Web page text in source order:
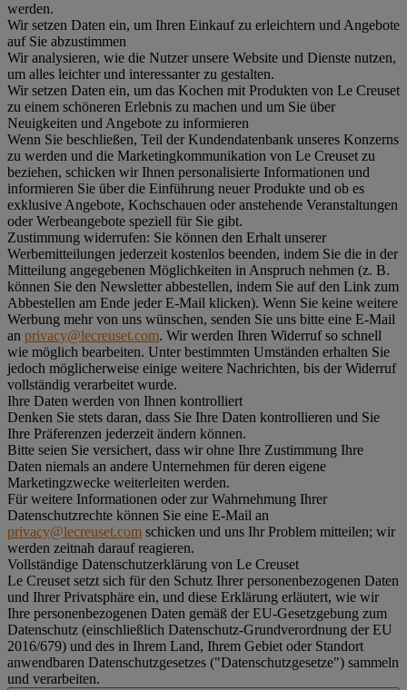
werden.
Wir setzen Daten ein, um Ihren Einkauf zu erleichtern und Angebote
auf Sie abzustimmen
Wir analysieren, wie die Nutzer unsere Website und Dienste nutzen,
um alles leichter und interessanter zu gestalten.
Wir setzen Daten ein, um das Kochen mit Produkten von Le Creuset
zu einem schöneren Erlebnis zu machen und um Sie über
Neuigkeiten und Angebote zu informieren
Wenn Sie beschließen, Teil der Kundendatenbank unseres Konzerns
zu werden und die Marketingkommunikation von Le Creuset zu
beziehen, schicken wir Ihnen personalisierte Informationen und
informieren Sie über die Einführung neuer Produkte und ob es
exklusive Angebote, Kochschauen oder anstehende Veranstaltungen
oder Werbeangebote speziell für Sie gibt.
Zustimmung widerrufen: Sie können den Erhalt unserer
Werbemitteilungen jederzeit kostenlos beenden, indem Sie die in der
Mitteilung angegebenen Möglichkeiten in Anspruch nehmen (z. B.
können Sie den Newsletter abbestellen, indem Sie auf den Link zum
Abbestellen am Ende jeder E-Mail klicken). Wenn Sie keine weitere
Werbung mehr von uns wünschen, senden Sie uns bitte eine E-Mail
an privacy@lecreuset.com. Wir werden Ihren Widerruf so schnell
wie möglich bearbeiten. Unter bestimmten Umständen erhalten Sie
jedoch möglicherweise einige weitere Nachrichten, bis der Widerruf
vollständig verarbeitet wurde.
Ihre Daten werden von Ihnen kontrolliert
Denken Sie stets daran, dass Sie Ihre Daten kontrollieren und Sie
Ihre Präferenzen jederzeit ändern können.
Bitte seien Sie versichert, dass wir ohne Ihre Zustimmung Ihre
Daten niemals an andere Unternehmen für deren eigene
Marketingzwecke weiterleiten werden.
Für weitere Informationen oder zur Wahrnehmung Ihrer
Datenschutzrechte können Sie eine E-Mail an
privacy@lecreuset.com schicken und uns Ihr Problem mitteilen; wir
werden zeitnah darauf reagieren.
Vollständige Datenschutzerklärung von Le Creuset
Le Creuset setzt sich für den Schutz Ihrer personenbezogenen Daten
und Ihrer Privatsphäre ein, und diese Erklärung erläutert, wie wir
Ihre personenbezogenen Daten gemäß der EU-Gesetzgebung zum
Datenschutz (einschließlich Datenschutz-Grundverordnung der EU
2016/679) und des in Ihrem Land, Ihrem Gebiet oder Standort
anwendbaren Datenschutzgesetzes ("Datenschutzgesetze") sammeln
und verarbeiten.